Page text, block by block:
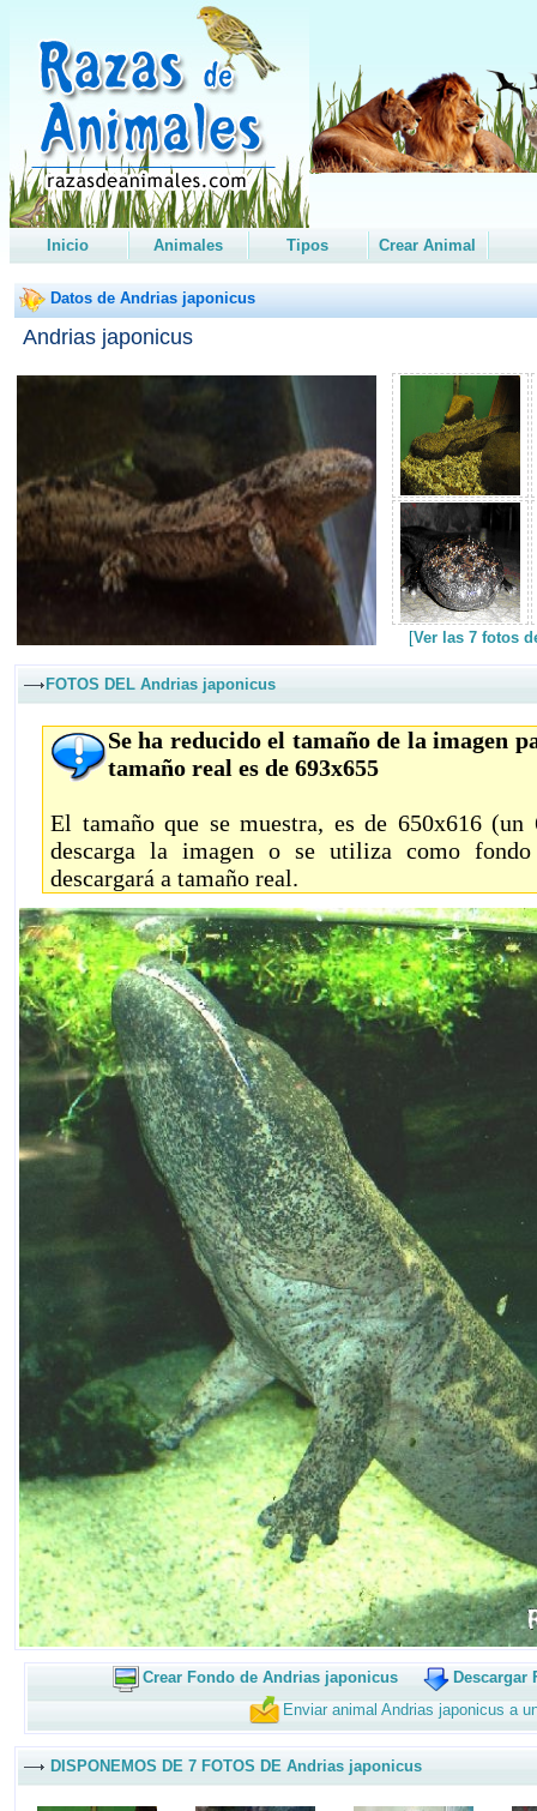
Inicio Animales Tipos Crear Animal
Datos de Andrias japonicus
Andrias japonicus
[Ver las 7 fotos
FOTOS DEL Andrias japonicus
Se ha reducido el tamaño de la imagen
tamaño real es de 693x655
El tamaño que se muestra, es de 650x616
descarga la imagen o se utiliza como
descargará a tamaño real.
Crear Fondo de Andrias japonicus
Descargar
Enviar animal Andrias japonicus a
DISPONEMOS DE 7 FOTOS DE Andrias japonicus